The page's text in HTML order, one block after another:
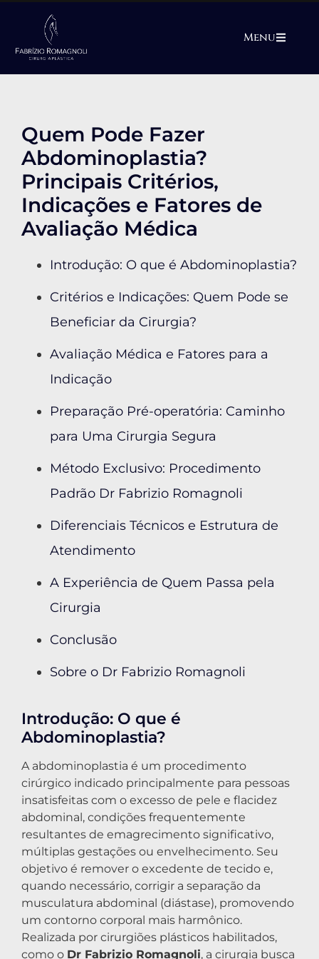
Menu
Quem Pode Fazer
Abdominoplastia?
Principais Critérios,
Indicações e Fatores de
Avaliação Médica
Introdução: O que é Abdominoplastia?
Critérios e Indicações: Quem Pode se
Beneficiar da Cirurgia?
Avaliação Médica e Fatores para a
Indicação
Preparação Pré-operatória: Caminho
para Uma Cirurgia Segura
Método Exclusivo: Procedimento
Padrão Dr Fabrizio Romagnoli
Diferenciais Técnicos e Estrutura de
Atendimento
A Experiência de Quem Passa pela
Cirurgia
Conclusão
Sobre o Dr Fabrizio Romagnoli
Introdução: O que é
Abdominoplastia?
A abdominoplastia é um procedimento
cirúrgico indicado principalmente para pessoas
insatisfeitas com o excesso de pele e flacidez
abdominal, condições frequentemente
resultantes de emagrecimento significativo,
múltiplas gestações ou envelhecimento. Seu
objetivo é remover o excedente de tecido e,
quando necessário, corrigir a separação da
musculatura abdominal (diástase), promovendo
um contorno corporal mais harmônico.
Realizada por cirurgiões plásticos habilitados,
como o Dr Fabrizio Romagnoli, a cirurgia busca